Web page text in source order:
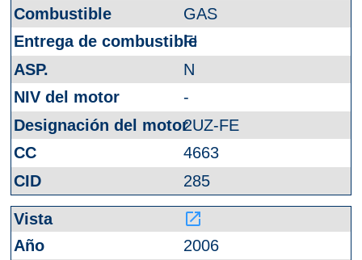
GAS
FI
N
-
2UZ-FE
4663
285
launch
2006